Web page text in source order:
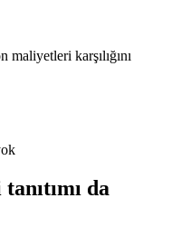
karşılığını
da